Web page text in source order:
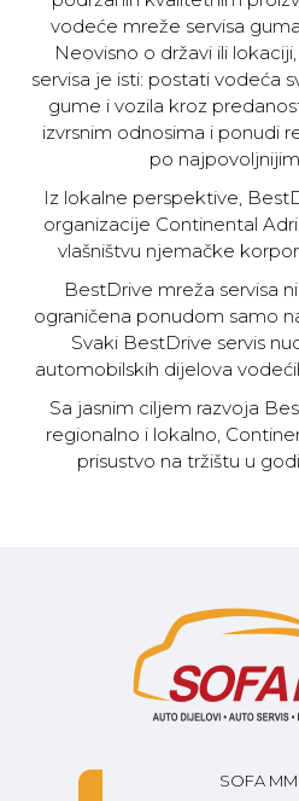
vodeće mreže servisa
Neovisno o državi ili
servisa je isti: postati vodeća
gume i vozila kroz
izvrsnim odnosima i ponudi
po
Iz lokalne perspektive,
organizacije Continental
vlašništvu njemačke
BestDrive mreža servisa
ograničena ponudom samo
Svaki BestDrive servis
automobilskih dijelova
Sa jasnim ciljem razvoja
regionalno i lokalno,
prisustvo na tržištu u
SOFA